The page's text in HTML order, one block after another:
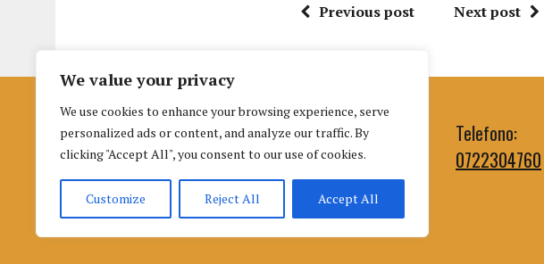
We value your privacy
We use cookies to enhance your browsing experience, serve
personalized ads or content, and analyze our traffic. By
clicking "Accept All", you consent to our use of cookies.
Customize Reject All Accept All
Previous post Next post
Istituto per la Formazione al Giornalismo
di Urbino
Palazzo nuovo Albani
Piazza della Repubblica 3 (terzo piano), 61029, Urbino
Cookie|Informativa selezioni|Info richieste dalla L. 124/2017
Telefono:
0722304760